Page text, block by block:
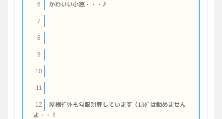
6 かわいい小窓・・・♪
7
8
9
10
11
12
屋根ﾀﾞｸﾄも勾配計算しています（ｴﾙﾎﾞは勧めません
よ・・！